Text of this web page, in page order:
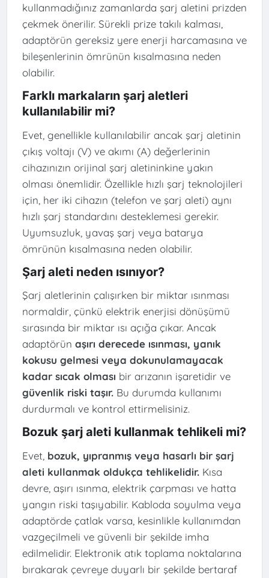
kullanmadığınız zamanlarda şarj aletini prizden
çekmek önerilir. Sürekli prize takılı kalması,
adaptörün gereksiz yere enerji harcamasına ve
bileşenlerinin ömrünün kısalmasına neden
olabilir.
Farklı markaların şarj aletleri
kullanılabilir mi?
Evet, genellikle kullanılabilir ancak şarj aletinin
çıkış voltajı (V) ve akımı (A) değerlerinin
cihazınızın orijinal şarj aletininkine yakın
olması önemlidir. Özellikle hızlı şarj teknolojileri
için, her iki cihazın (telefon ve şarj aleti) aynı
hızlı şarj standardını desteklemesi gerekir.
Uyumsuzluk, yavaş şarj veya batarya
ömrünün kısalmasına neden olabilir.
Şarj aleti neden ısınıyor?
Şarj aletlerinin çalışırken bir miktar ısınması
normaldir, çünkü elektrik enerjisi dönüşümü
sırasında bir miktar ısı açığa çıkar. Ancak
adaptörün aşırı derecede ısınması, yanık
kokusu gelmesi veya dokunulamayacak
kadar sıcak olması bir arızanın işaretidir ve
güvenlik riski taşır.Bu durumda kullanımı
durdurmalı ve kontrol ettirmelisiniz.
Bozuk şarj aleti kullanmak tehlikeli mi?
Evet, bozuk, yıpranmış veya hasarlı bir şarj
aleti kullanmak oldukça tehlikelidir.Kısa
devre, aşırı ısınma, elektrik çarpması ve hatta
yangın riski taşıyabilir. Kabloda soyulma veya
adaptörde çatlak varsa, kesinlikle kullanımdan
vazgeçilmeli ve güvenli bir şekilde imha
edilmelidir. Elektronik atık toplama noktalarına
bırakarak çevreye duyarlı bir şekilde bertaraf